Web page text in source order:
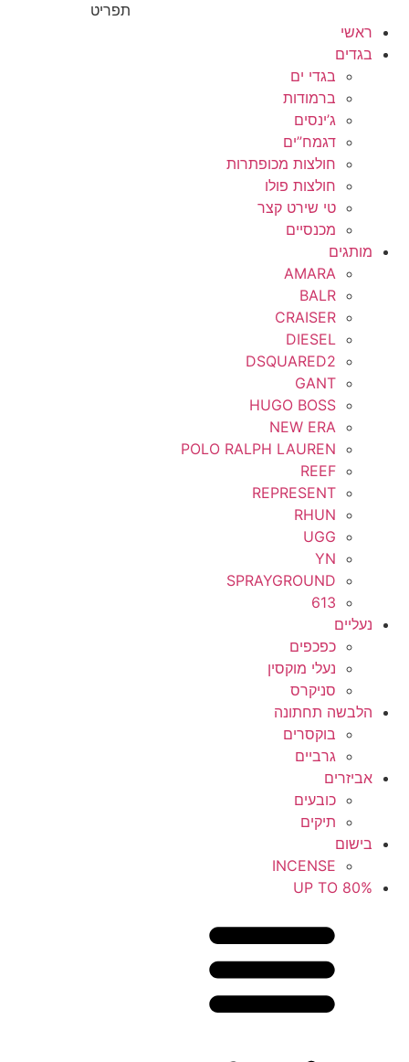
תפריט
ראשי
בגדים
בגדי ים
ברמודות
ג’ינסים
דגמח”ים
חולצות מכופתרות
חולצות פולו
טי שירט קצר
מכנסיים
מותגים
AMARA
BALR
CRAISER
DIESEL
DSQUARED2
GANT
HUGO BOSS
NEW ERA
POLO RALPH LAUREN
REEF
REPRESENT
RHUN
UGG
YN
SPRAYGROUND
613
נעליים
כפכפים
נעלי מוקסין
סניקרס
הלבשה תחתונה
בוקסרים
גרביים
אביזרים
כובעים
תיקים
בישום
INCENSE
UP TO 80%